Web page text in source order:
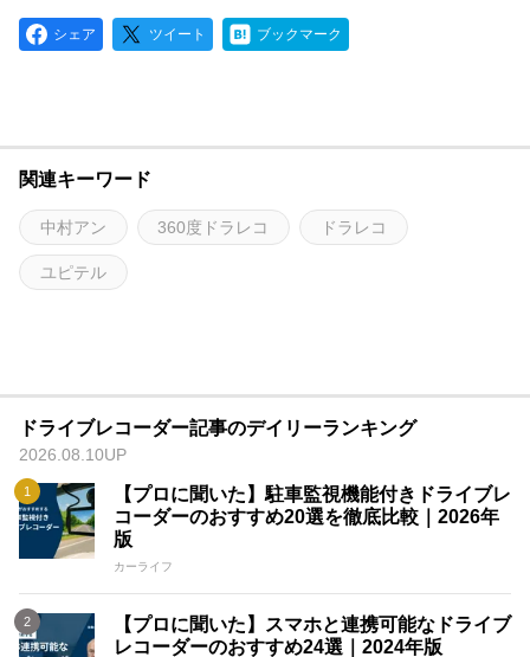
シェア ツイート ブックマーク
関連キーワード
中村アン 360度ドラレコ ドラレコ
ユピテル
ドライブレコーダー記事のデイリーランキング
2026.08.10UP
【プロに聞いた】駐車監視機能付きドライブレ
コーダーのおすすめ20選を徹底比較｜2026年
版
カーライフ
【プロに聞いた】スマホと連携可能なドライブ
レコーダーのおすすめ24選｜2024年版